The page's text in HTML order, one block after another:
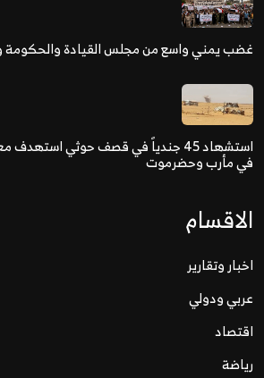
غضب يمني واسع من مجلس القيادة والحكومة
استشهاد 45 جندياً في قصف حوثي
في مأرب وحضرموت
الاقسام
اخبار وتقارير
عربي ودولي
اقتصاد
رياضة